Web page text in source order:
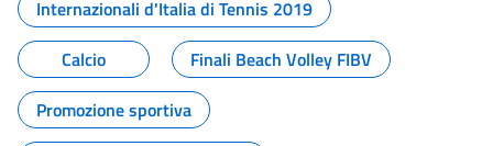
Internazionali d'Italia di Tennis 2019
Calcio
Finali Beach Volley FIBV
Promozione sportiva